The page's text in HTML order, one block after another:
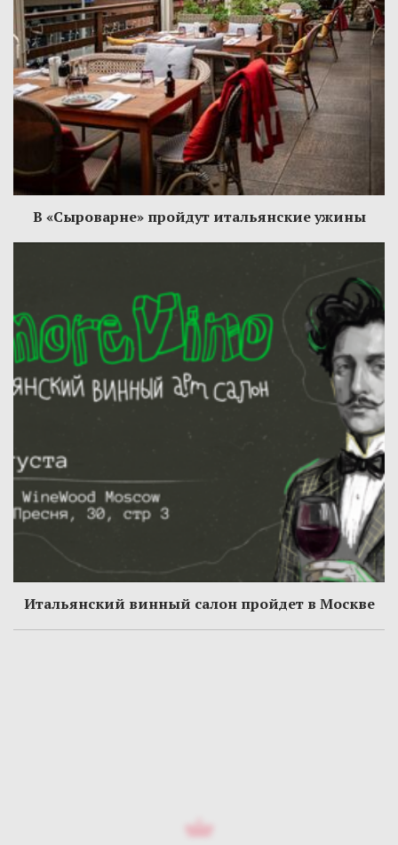
В «Сыроварне» пройдут итальянские ужины
Итальянский винный салон пройдет в Москве